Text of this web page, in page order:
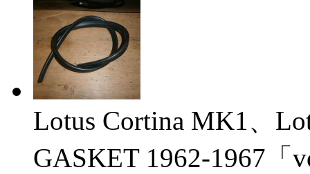
Lotus Cortina MK1、
GASKET 1962-1967「